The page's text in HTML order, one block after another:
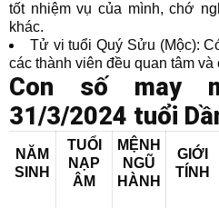
tốt nhiệm vụ của mình, chớ
khác.
Tử vi tuổi Quý Sửu (Mộc):
các thành viên đều quan tâm và
Con số may
31/3/2024 tuổi
NĂM
SINH
TUỔI
NẠP
ÂM
MỆNH
NGŨ
HÀNH
GIỚI
TÍNH